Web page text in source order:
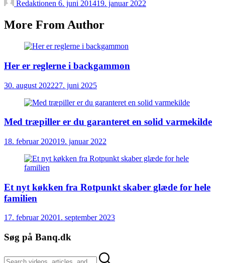
Redaktionen 6. juni 201419. januar 2022
More From Author
Her er reglerne i backgammon
30. august 202227. juni 2025
Med træpiller er du garanteret en solid varmekilde
18. februar 202019. januar 2022
Et nyt køkken fra Rotpunkt skaber glæde for hele
familien
17. februar 20201. september 2023
Søg på Banq.dk